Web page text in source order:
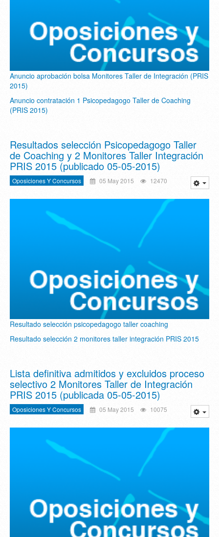
Anuncio aprobación bolsa Monitores Taller de Integración (PRIS
2015)
Anuncio contratación 1 Psicopedagogo Taller de Coaching
(PRIS 2015)
Resultados selección Psicopedagogo Taller
de Coaching y 2 Monitores Taller Integración
PRIS 2015 (publicado 05-05-2015)
Oposiciones Y Concursos 05 May 2015 12470
Resultado selección psicopedagogo taller coaching
Resultado selección 2 monitores taller integración PRIS 2015
Lista definitiva admitidos y excluidos proceso
selectivo 2 Monitores Taller de Integración
PRIS 2015 (publicada 05-05-2015)
Oposiciones Y Concursos 05 May 2015 10075